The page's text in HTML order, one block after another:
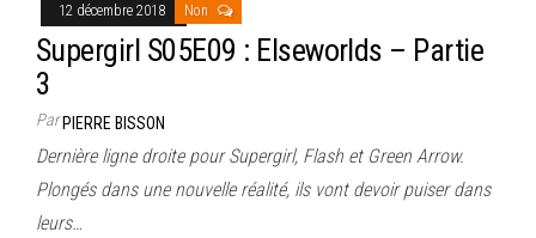
12 décembre 2018 Non
Supergirl S05E09 : Elseworlds – Partie
3
ParPIERRE BISSON
Dernière ligne droite pour Supergirl, Flash et Green Arrow.
Plongés dans une nouvelle réalité, ils vont devoir puiser dans
leurs…